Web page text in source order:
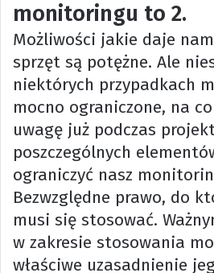
monitoringu to 2.
Możliwości jakie daje
sprzęt są potężne. Ale
niektórych przypadkach
mocno ograniczone, na
uwagę już podczas
poszczególnych
ograniczyć nasz
Bezwzględne prawo, do
musi się stosować.
w zakresie stosowania
właściwe uzasadnienie